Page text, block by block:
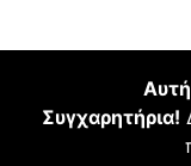
Αυτή
Συγχαρητήρια!